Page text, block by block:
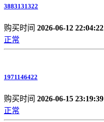
3883131322
购买时间 2026-06-12 22:04:22
正常
1971146422
购买时间 2026-06-15 23:19:39
正常